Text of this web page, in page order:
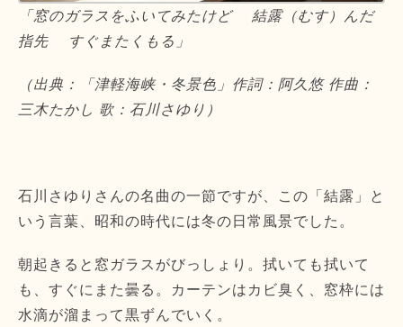
「窓のガラスをふいてみたけど 結露（むす）んだ
指先 すぐまたくもる」
（出典：「津軽海峡・冬景色」作詞：阿久悠 作曲：
三木たかし 歌：石川さゆり）
石川さゆりさんの名曲の一節ですが、この「結露」と
いう言葉、昭和の時代には冬の日常風景でした。
朝起きると窓ガラスがびっしょり。拭いても拭いて
も、すぐにまた曇る。カーテンはカビ臭く、窓枠には
水滴が溜まって黒ずんでいく。